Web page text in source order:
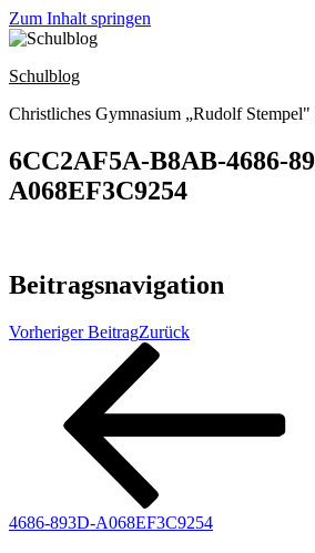
Zum Inhalt springen
Schulblog
Christliches Gymnasium „Rudolf Stempel"
6CC2AF5A-B8AB-4686-
A068EF3C9254
Beitragsnavigation
Vorheriger BeitragZurück
4686-893D-A068EF3C9254